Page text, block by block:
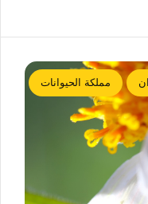
مملكة الحيوانات